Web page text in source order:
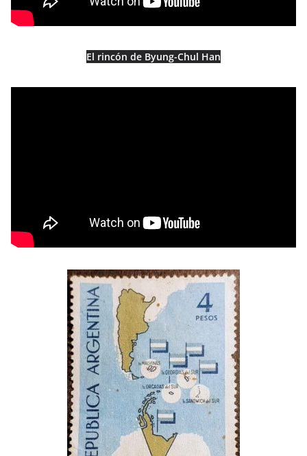
El rincón de Byung-Chul Han